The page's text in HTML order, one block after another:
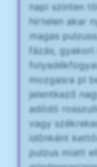
napi szinten
hirtelen akar
magas
fázás,
mozgasra pl
jelentkező
adódó
vagy
időnként
pulzus miatt